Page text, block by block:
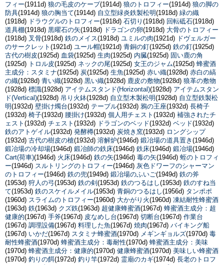
フィー(1911d) 狼の毛皮のケープ(1914d) 狼のトロフィー(1914d) 狼の脚の
防具(1914d) 狼の胸当て(1914d) 自立型緑炎鉄製松明(1918d) 緑の織
(1918d) ドラウグルのトロフィー(1918d) 石切り (1918d) 回転砥石(1918d)
道具棚(1918d) 黒曜石の矢(1918d) ドラゴンの卵(1918d) 大骨のトロフィー
(1918d) 叉骨(1918d) 鉄のメイス(1918d) ユミルの肉(1921d) ドヴェルガー
のサークレット (1921d) ユール帽(1921d) 青銅の釘(1925d) 鉄の釘(1925d)
古代の樹皮(1925d) 血袋(1925d) 生肉(1925d) 内臓(1925d) 固い鹿の角
(1925d) トロル皮(1925d) ネックの尾(1925d) 女王のジャム(1925d) 蜂蜜酒
主成分：スタミナ(1925d) 炭(1925d) 生魚(1925d) 赤い織(1928d) 赤白の縞
の織(1928d) 青い織(1928d) 黒い織(1928d) 鹿皮の敷物(1928d) 狼革の敷物
(1928d) 標識(1928d) アイテムスタンド(Horizontal)(1928d) アイテムスタン
ド(Vertical)(1928d) 吊り火鉢(1928d) 自立型木製松明(1928d) 自立型鉄製松
明(1932d) 壁掛け燭台(1932d) テーブル(1932d) 鴉の王座(1932d) 長椅子
(1932d) 椅子(1932d) 腰掛け(1932d) 個人用チェスト (1932d) 補強されたチ
ェスト (1932d) チェスト (1932d) ドラゴンのベッド(1932d) ベッド(1932d)
鉄のアトゲイル(1932d) 発酵樽(1932d) 炭焼き窯(1932d) ロングシップ
(1932d) 古代の樹皮の槍(1932d) 溶解炉(1946d) 鍛冶場の道具置き (1946d)
鍛冶場の冷却場(1946d) 鍛冶師の鉄床(1946d) 鉄床(1946d) 鍛冶場(1946d)
Cart(荷車)(1946d) 火床(1946d) 鉄の矢(1946d) 毒の矢(1946d) 蛭のトロフィ
ー(1946d) スルトリングのトロフィー(1946d) 灰色ドワーフのシャーマン
のトロフィー(1946d) 鉄の兜(1949d) 鍛冶場のふいご(1949d) 鉄の斧
(1953d) 狩人の弓(1953d) 鉄の剣 (1953d) 鉄のつるはし(1953d) 鉄のすね当
て(1953d) 鉄のスケイルメイル(1953d) 青銅のつるはし(1956d) タンポポ
(1960d) スライムのトロフィー(1960d) 大かがり火(1960d) 凍結耐性蜂蜜酒
(1963d) 鉄(1963d) クズ鉄(1963d) 超健康蜂蜜酒(1967d) 蜂蜜酒主成分：超
健康的(1967d) 手斧(1967d) 皮なめし台(1967d) 切断台(1967d) 作業台
(1967d) 調理設備(1967d) 料理した魚(1967d) 焼肉(1967d) バイキング船
(1967d) いかだ(1967d) スタミナ蜂蜜酒(1970d) メギンギョルズ(1970d) 毒
耐性蜂蜜酒(1970d) 蜂蜜酒主成分：毒耐性(1970d) 蜂蜜酒主成分：美味
(1970d) 蜂蜜酒主成分：健康的(1970d) 健康蜂蜜酒(1970d) 美味しい蜂蜜酒
(1970d) 釣りの餌(1972d) 釣り竿(1972d) 霊廟のカギ(1974d) 長老のトロフ